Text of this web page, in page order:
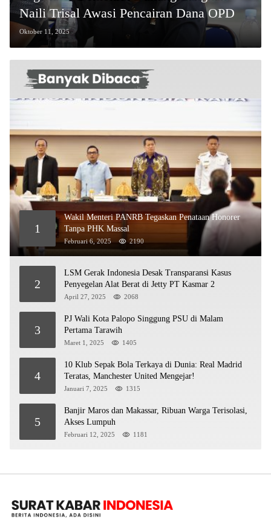
Naili Trisal Awasi Pencairan Dana OPD
Oktober 11, 2025
1
Wakil Menteri PANRB Tegaskan Penataan Honorer
Tanpa PHK Massal
Februari 6, 2025 2190
2
LSM Gerak Indonesia Desak Transparansi Kasus
Penyegelan Alat Berat di Jetty PT Kasmar 2
April 27, 2025 2068
3
PJ Wali Kota Palopo Singgung PSU di Malam
Pertama Tarawih
Maret 1, 2025 1405
4
10 Klub Sepak Bola Terkaya di Dunia: Real Madrid
Teratas, Manchester United Mengejar!
Januari 7, 2025 1315
5
Banjir Maros dan Makassar, Ribuan Warga Terisolasi,
Akses Lumpuh
Februari 12, 2025 1181